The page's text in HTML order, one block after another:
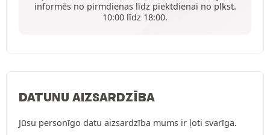
informēs no pirmdienas līdz piektdienai no plkst.
10:00 līdz 18:00.
DATUNU AIZSARDZĪBA
Jūsu personīgo datu aizsardzība mums ir ļoti svarīga.